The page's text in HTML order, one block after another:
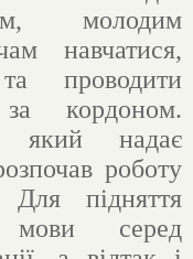
молодим
навчатися,
проводити
кордоном.
який надає
роботу
підняття
мови серед